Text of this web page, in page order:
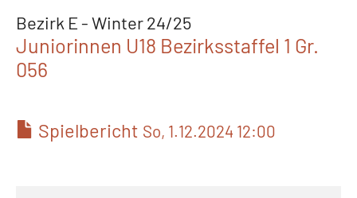
Bezirk E - Winter 24/25
Juniorinnen U18 Bezirksstaffel 1 Gr.
056
Spielbericht So, 1.12.2024 12:00